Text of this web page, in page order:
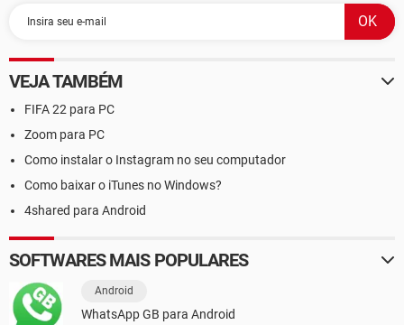
VEJA TAMBÉM
FIFA 22 para PC
Zoom para PC
Como instalar o Instagram no seu computador
Como baixar o iTunes no Windows?
4shared para Android
SOFTWARES MAIS POPULARES
Android
WhatsApp GB para Android